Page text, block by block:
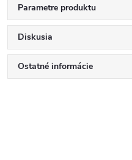
Parametre produktu
Diskusia
Ostatné informácie